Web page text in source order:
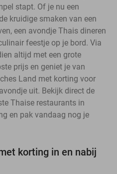
stapt. Of je nu een
kruidige smaken van een
een avondje Thais dineren
feestje op je bord. Via
altijd met een grote
prijs en geniet je van
Land met korting voor
uit. Bekijk direct de
Thaise restaurants in
en pak vandaag nog je
korting in en nabij